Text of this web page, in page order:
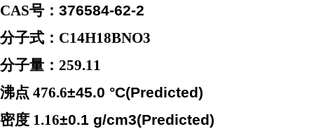
CAS号： 376584-62-2
分子式： C14H18BNO3
分子量： 259.11
沸点 476.6±45.0 °C(Predicted)
密度 1.16±0.1 g/cm3(Predicted)